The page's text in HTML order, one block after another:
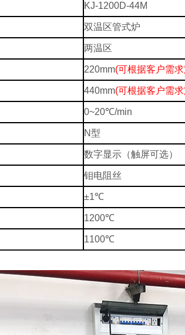
KJ-1200D-44M
双温区管式炉
两温区
220mm(可根据客户需
440mm(可根据客户需
0~20℃/min
N型
数字显示（触屏可选）
钼电阻丝
±1℃
1200℃
1100℃